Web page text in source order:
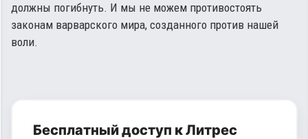
должны погибнуть. И мы не можем противостоять
законам варварского мира, созданного против нашей
воли.
Бесплатный доступ к Литрес